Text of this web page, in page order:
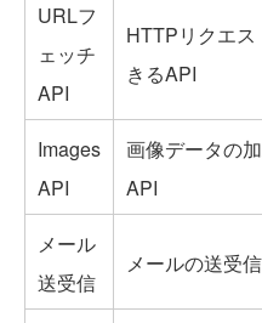
URLフ
ェッチ
API
HTTPリクエ
きるAPI
Images
API
画像データの
API
メール
送受信
メールの送受